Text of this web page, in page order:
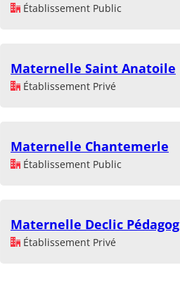
Établissement Public
Maternelle Saint Anatoile
Établissement Privé
Maternelle Chantemerle
Établissement Public
Maternelle Declic
Établissement Privé